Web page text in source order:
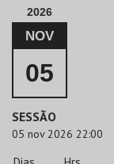
2026
NOV
05
SESSÃO
05 nov 2026 22:00